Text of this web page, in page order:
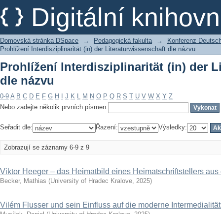
Digitální
Prohlížení Interdisziplinarität (in) der
Domovská stránka DSpace → Pedagogická fakulta →
Konferenz
Prohlížení Interdisziplinarität (in) der Literaturwissenschaft dle názvu
Prohlížení Interdisziplinarität (in) der
dle názvu
0-9 A B C D E F G H J K L M N O P Q R S T U V W X Y Z
Nebo zadejte několik prvních písmen:
Seřadit dle: Řazení: Výsledky:
Zobrazují se záznamy 6-9 z 9
Viktor Heeger – das Heimatbild eines Heimatschriftstellers aus
Becker, Mathias (University of Hradec Kralove, 2025)
Vilém Flusser und sein Einfluss auf die moderne